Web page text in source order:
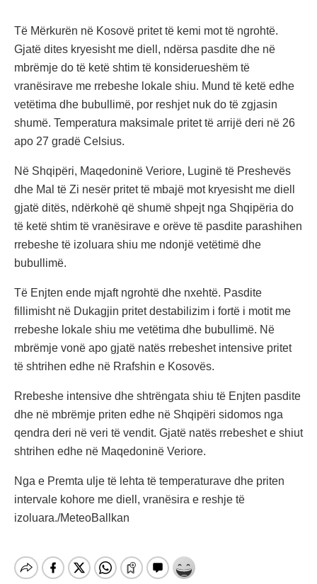
Të Mërkurën në Kosovë pritet të kemi mot të ngrohtë.
Gjatë dites kryesisht me diell, ndërsa pasdite dhe në
mbrëmje do të ketë shtim të konsiderueshëm të
vranësirave me rrebeshe lokale shiu. Mund të ketë edhe
vetëtima dhe bubullimë, por reshjet nuk do të zgjasin
shumë. Temperatura maksimale pritet të arrijë deri në 26
apo 27 gradë Celsius.
Në Shqipëri, Maqedoninë Veriore, Luginë të Preshevës
dhe Mal të Zi nesër pritet të mbajë mot kryesisht me diell
gjatë ditës, ndërkohë që shumë shpejt nga Shqipëria do
të ketë shtim të vranësirave e orëve të pasdite parashihen
rrebeshe të izoluara shiu me ndonjë vetëtimë dhe
bubullimë.
Të Enjten ende mjaft ngrohtë dhe nxehtë. Pasdite
fillimisht në Dukagjin pritet destabilizim i fortë i motit me
rrebeshe lokale shiu me vetëtima dhe bubullimë. Në
mbrëmje vonë apo gjatë natës rrebeshet intensive pritet
të shtrihen edhe në Rrafshin e Kosovës.
Rrebeshe intensive dhe shtrëngata shiu të Enjten pasdite
dhe në mbrëmje priten edhe në Shqipëri sidomos nga
qendra deri në veri të vendit. Gjatë natës rrebeshet e shiut
shtrihen edhe në Maqedoninë Veriore.
Nga e Premta ulje të lehta të temperaturave dhe priten
intervale kohore me diell, vranësira e reshje të
izoluara./MeteoBallkan